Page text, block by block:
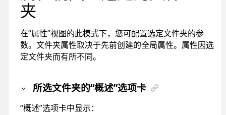
夹
在“属性”视图的此模式下，您可配置选定文件夹的参
数。文件夹属性取决于先前创建的全局属性。属性因选
定文件夹而有所不同。
所选文件夹的“概述”选项卡
“概述”选项卡中显示：